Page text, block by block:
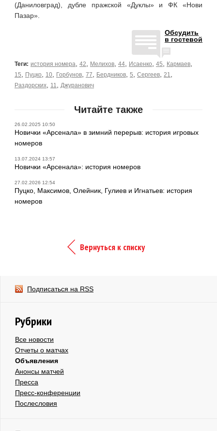
(Даниловград), дубле пражской «Дуклы» и ФК «Нови
Пазар».
Обсудить
в гостевой
Теги: история номера 42 Мелихов 44 Исаенко 45 Кармаев
15 Пуцко 10 Горбунов 77 Бердников 5 Сергеев 21
Раздорских 11 Джуранович
Читайте также
26.02.2025 10:50
Новички «Арсенала» в зимний перерыв: история игровых
номеров
13.07.2024 13:57
Новички «Арсенала»: история номеров
27.02.2026 12:54
Пуцко, Максимов, Олейник, Гулиев и Игнатьев: история
номеров
Вернуться к списку
Подписаться на RSS
Рубрики
Все новости
Отчеты о матчах
Объявления
Анонсы матчей
Пресса
Пресс-конференции
Послесловия